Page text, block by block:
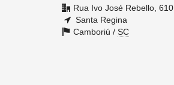
Rua Ivo José Rebello, 610
Santa Regina
Camboriú / SC